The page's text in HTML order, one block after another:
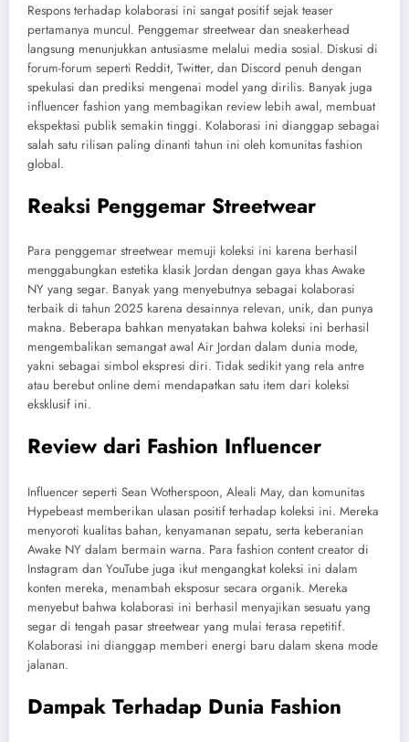
Respons terhadap kolaborasi ini sangat positif sejak teaser
pertamanya muncul. Penggemar streetwear dan sneakerhead
langsung menunjukkan antusiasme melalui media sosial. Diskusi di
forum-forum seperti Reddit, Twitter, dan Discord penuh dengan
spekulasi dan prediksi mengenai model yang dirilis. Banyak juga
influencer fashion yang membagikan review lebih awal, membuat
ekspektasi publik semakin tinggi. Kolaborasi ini dianggap sebagai
salah satu rilisan paling dinanti tahun ini oleh komunitas fashion
global.
Reaksi Penggemar Streetwear
Para penggemar streetwear memuji koleksi ini karena berhasil
menggabungkan estetika klasik Jordan dengan gaya khas Awake
NY yang segar. Banyak yang menyebutnya sebagai kolaborasi
terbaik di tahun 2025 karena desainnya relevan, unik, dan punya
makna. Beberapa bahkan menyatakan bahwa koleksi ini berhasil
mengembalikan semangat awal Air Jordan dalam dunia mode,
yakni sebagai simbol ekspresi diri. Tidak sedikit yang rela antre
atau berebut online demi mendapatkan satu item dari koleksi
eksklusif ini.
Review dari Fashion Influencer
Influencer seperti Sean Wotherspoon, Aleali May, dan komunitas
Hypebeast memberikan ulasan positif terhadap koleksi ini. Mereka
menyoroti kualitas bahan, kenyamanan sepatu, serta keberanian
Awake NY dalam bermain warna. Para fashion content creator di
Instagram dan YouTube juga ikut mengangkat koleksi ini dalam
konten mereka, menambah eksposur secara organik. Mereka
menyebut bahwa kolaborasi ini berhasil menyajikan sesuatu yang
segar di tengah pasar streetwear yang mulai terasa repetitif.
Kolaborasi ini dianggap memberi energi baru dalam skena mode
jalanan.
Dampak Terhadap Dunia Fashion